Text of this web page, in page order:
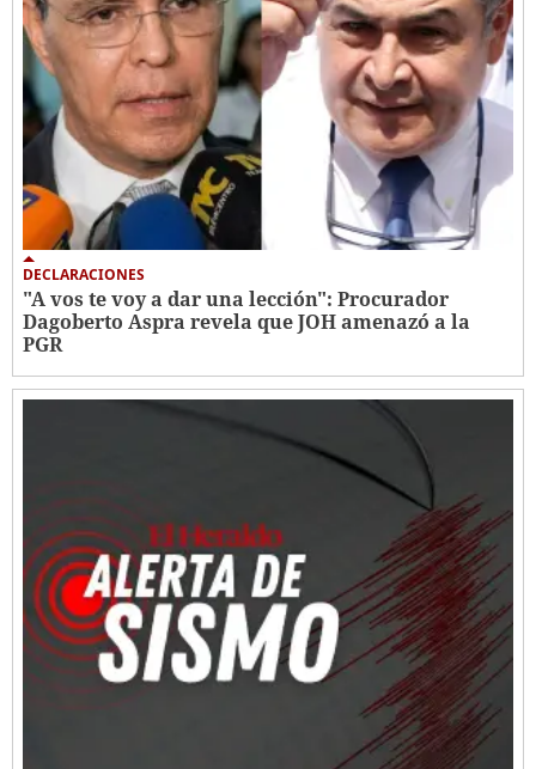
DECLARACIONES
"A vos te voy a dar una lección": Procurador
Dagoberto Aspra revela que JOH amenazó a la
PGR